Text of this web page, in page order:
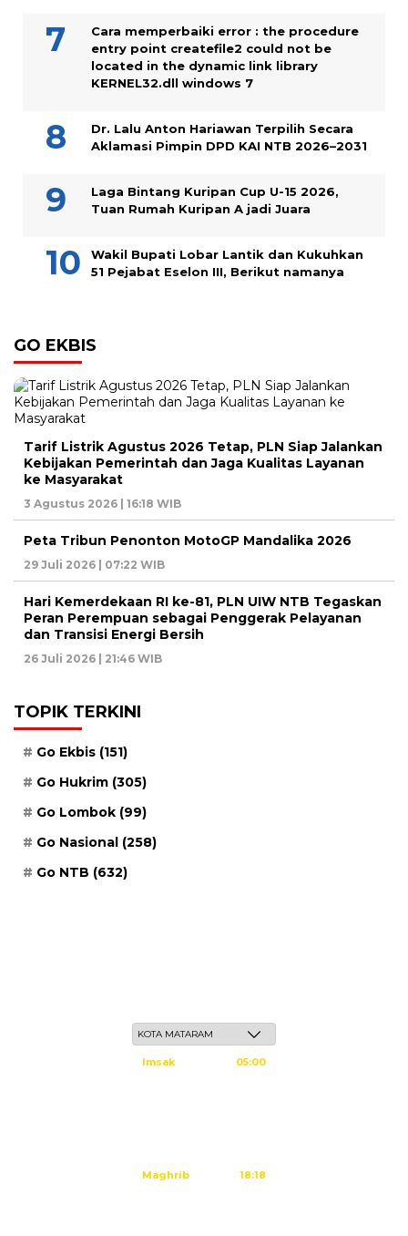
Cara memperbaiki error : the procedure
entry point createfile2 could not be
located in the dynamic link library
KERNEL32.dll windows 7
Dr. Lalu Anton Hariawan Terpilih Secara
Aklamasi Pimpin DPD KAI NTB 2026–2031
Laga Bintang Kuripan Cup U-15 2026,
Tuan Rumah Kuripan A jadi Juara
Wakil Bupati Lobar Lantik dan Kukuhkan
51 Pejabat Eselon III, Berikut namanya
GO EKBIS
Tarif Listrik Agustus 2026 Tetap, PLN Siap Jalankan
Kebijakan Pemerintah dan Jaga Kualitas Layanan
ke Masyarakat
3 Agustus 2026 | 16:18 WIB
Peta Tribun Penonton MotoGP Mandalika 2026
29 Juli 2026 | 07:22 WIB
Hari Kemerdekaan RI ke-81, PLN UIW NTB Tegaskan
Peran Perempuan sebagai Penggerak Pelayanan
dan Transisi Energi Bersih
26 Juli 2026 | 21:46 WIB
TOPIK TERKINI
Go Ekbis (151)
Go Hukrim (305)
Go Lombok (99)
Go Nasional (258)
Go NTB (632)
Imsak 05:00
Maghrib 18:18